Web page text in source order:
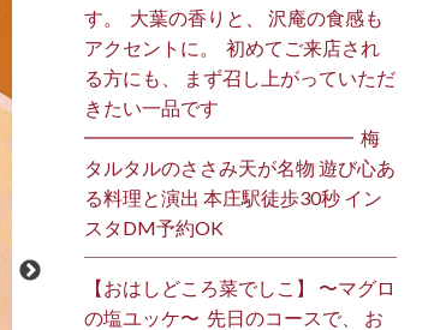
す。 ⁡ 大葉の香りと、 沢庵の食感も
アクセントに。 ⁡ 初めてご来店され
る方にも、 まず召し上がっていただ
きたい一品です️ ⁡
━━━━━━━━━━━━━━ ⁡ 梅
タルタルのささみ天が名物 遊び心あ
る料理と演出 本庄駅徒歩30秒 イン
スタDM予約OK ⁡
【おはしどころ菜でしこ】 〜マグロ
の塩ユッケ〜 ⁡ 先日のコースで、 お